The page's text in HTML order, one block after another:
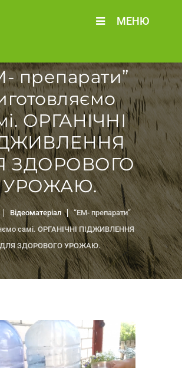
МЕНЮ
препарати”
ОРГАНІЧНІ
ЗДОРОВОГО
УРОЖАЮ.
Відеоматеріал
“ЕМ- препарати”
самі. ОРГАНІЧНІ ПІДЖИВЛЕННЯ
ДЛЯ ЗДОРОВОГО УРОЖАЮ.